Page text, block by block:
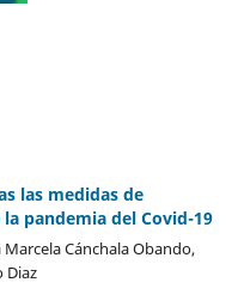
las medidas de
pandemia del Covid-19
Cánchala Obando,
Diaz